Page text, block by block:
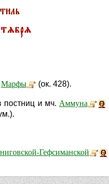
Марфы (ок. 428).
постниц и мч. Аммуна
Гефсиманской